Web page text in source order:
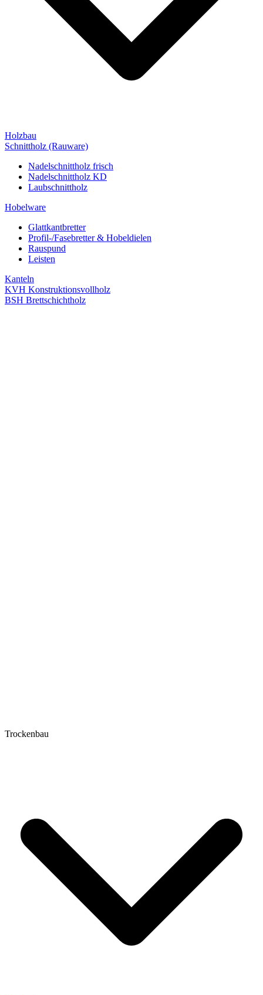
Holzbau
Schnittholz (Rauware)
Nadelschnittholz frisch
Nadelschnittholz KD
Laubschnittholz
Hobelware
Glattkantbretter
Profil-/Fasebretter & Hobeldielen
Rauspund
Leisten
Kanteln
KVH Konstruktionsvollholz
BSH Brettschichtholz
Trockenbau